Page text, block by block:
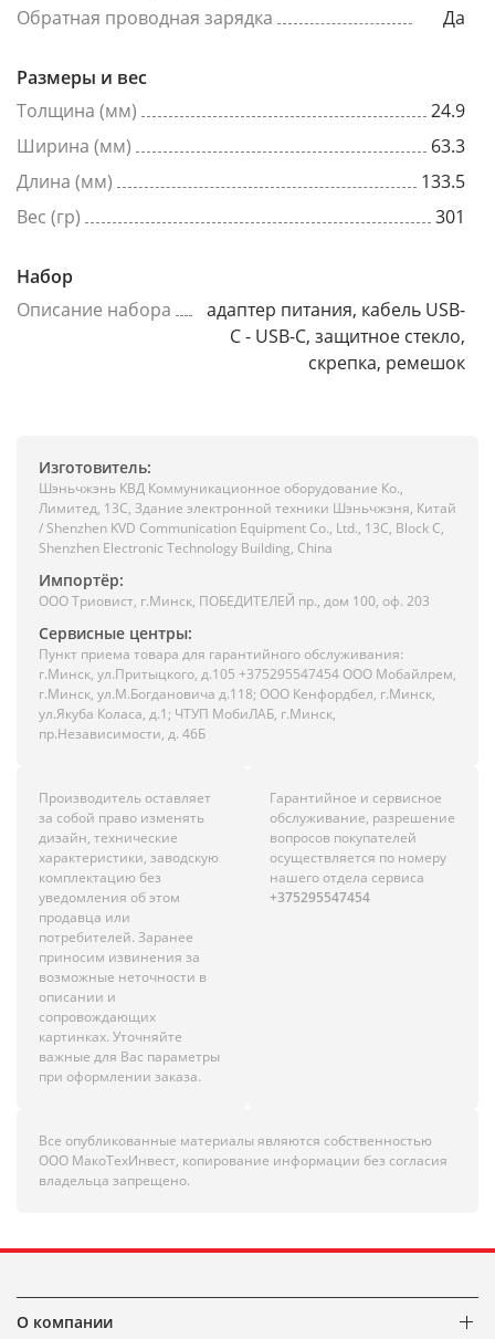
Обратная проводная зарядка
Да
Размеры и вес
Толщина (мм)
24.9
Ширина (мм)
63.3
Длина (мм)
133.5
Вес (гр)
301
Набор
Описание набора
адаптер питания, кабель USB-
C - USB-C, защитное стекло,
скрепка, ремешок
Изготовитель:
Шэньчжэнь КВД Коммуникационное оборудование Ко.,
Лимитед, 13C, Здание электронной техники Шэньчжэня, Китай
/ Shenzhen KVD Communication Equipment Co., Ltd., 13C, Block C,
Shenzhen Electronic Technology Building, China
Импортёр:
ООО Триовист, г.Минск, ПОБЕДИТЕЛЕЙ пр., дом 100, оф. 203
Сервисные центры:
Пункт приема товара для гарантийного обслуживания:
г.Минск, ул.Притыцкого, д.105 +375295547454 ООО Мобайлрем,
г.Минск, ул.М.Богдановича д.118; ООО Кенфордбел, г.Минск,
ул.Якуба Коласа, д.1; ЧТУП МобиЛАБ, г.Минск,
пр.Независимости, д. 46Б
Производитель оставляет
за собой право изменять
дизайн, технические
характеристики, заводскую
комплектацию без
уведомления об этом
продавца или
потребителей. Заранее
приносим извинения за
возможные неточности в
описании и
сопровождающих
картинках. Уточняйте
важные для Вас параметры
при оформлении заказа.
Гарантийное и сервисное
обслуживание, разрешение
вопросов покупателей
осуществляется по номеру
нашего отдела сервиса
+375295547454
Все опубликованные материалы являются собственностью
ООО МакоТехИнвест, копирование информации без согласия
владельца запрещено.
О компании